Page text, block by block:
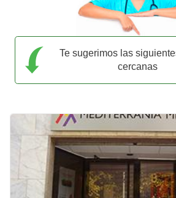
Te sugerimos las
cercanas